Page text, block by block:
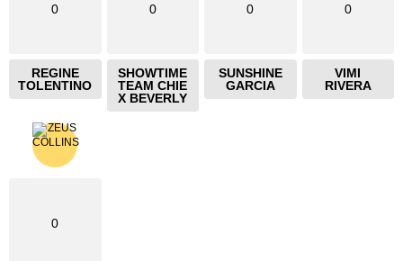
0
REGINE
TOLENTINO
0
SHOWTIME
TEAM CHIE
X BEVERLY
0
SUNSHINE
GARCIA
0
VIMI
RIVERA
0